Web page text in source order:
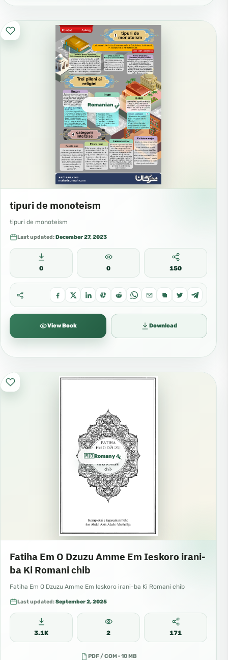
Romanian روماني
tipuri de monoteism
tipuri de monoteism
Last updated:December 27, 2023
0 0 150
View Book Download
🇷🇴Romany الغجرية
Fatiha Em O Dzuzu Amme Em Ieskoro irani-
ba Ki Romani chib
Fatiha Em O Dzuzu Amme Em Ieskoro irani-ba Ki Romani chib
Last updated:September 2, 2025
3.1K 2 171
PDF / COM · 10 MB